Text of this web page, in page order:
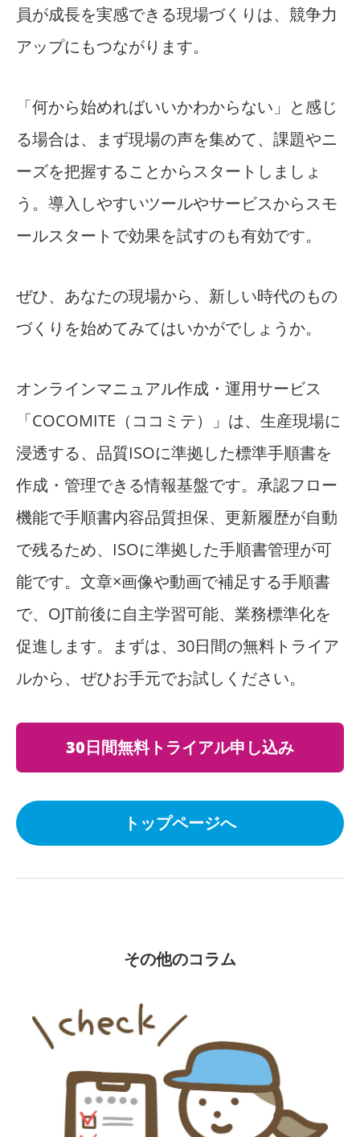
員が成長を実感できる現場づくりは、競争力
アップにもつながります。
「何から始めればいいかわからない」と感じ
る場合は、まず現場の声を集めて、課題やニ
ーズを把握することからスタートしましょ
う。導入しやすいツールやサービスからスモ
ールスタートで効果を試すのも有効です。
ぜひ、あなたの現場から、新しい時代のもの
づくりを始めてみてはいかがでしょうか。
オンラインマニュアル作成・運用サービス
「COCOMITE（ココミテ）」は、生産現場に
浸透する、品質ISOに準拠した標準手順書を
作成・管理できる情報基盤です。承認フロー
機能で手順書内容品質担保、更新履歴が自動
で残るため、ISOに準拠した手順書管理が可
能です。文章×画像や動画で補足する手順書
で、OJT前後に自主学習可能、業務標準化を
促進します。まずは、30日間の無料トライア
ルから、ぜひお手元でお試しください。
30日間無料トライアル申し込み
トップページへ
その他のコラム